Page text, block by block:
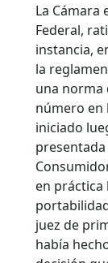
La Cámara
Federal,
instancia,
la
una norma
número en
iniciado
en práctica
juez de
había